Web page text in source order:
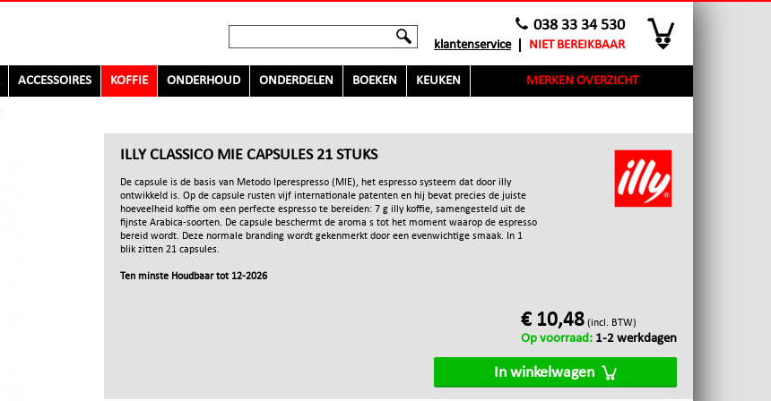
038 33 34 530
klantenservice NIET BEREIKBAAR
ACCESSOIRES KOFFIE ONDERHOUD ONDERDELEN BOEKEN KEUKEN MERKEN OVERZICHT
ILLY CLASSICO MIE CAPSULES 21 STUKS
De capsule is de basis van Metodo Iperespresso (MIE), het espresso systeem dat door illy
ontwikkeld is. Op de capsule rusten vijf internationale patenten en hij bevat precies de juiste
hoeveelheid koffie om een perfecte espresso te bereiden: 7 g illy koffie, samengesteld uit de
fijnste Arabica-soorten. De capsule beschermt de aroma s tot het moment waarop de espresso
bereid wordt. Deze normale branding wordt gekenmerkt door een evenwichtige smaak. In 1
blik zitten 21 capsules.
Ten minste Houdbaar tot 12-2026
€ 10,48 (incl. BTW)
Op voorraad: 1-2 werkdagen
In winkelwagen